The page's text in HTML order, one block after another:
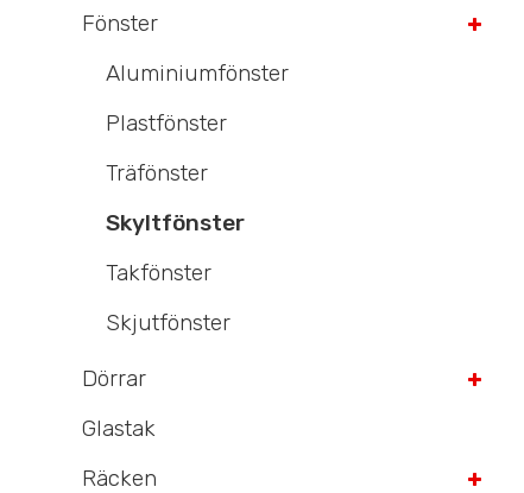
Fönster
Aluminiumfönster
Plastfönster
Träfönster
Skyltfönster
Takfönster
Skjutfönster
Dörrar
Glastak
Räcken